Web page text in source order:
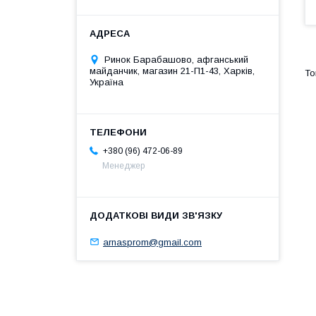
Ринок Барабашово, афганський
майданчик, магазин 21-П1-43, Харків,
Україна
+380 (96) 472-06-89
Менеджер
arnasprom@gmail.com